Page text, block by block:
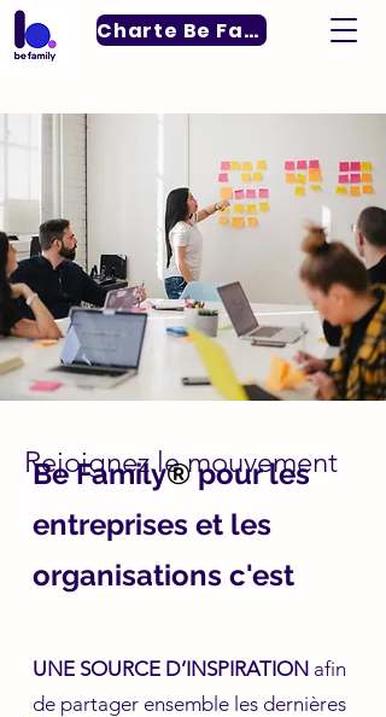
Charte Be Family
Rejoignez le mouvement
Be Family®pour les
entreprises et les
organisations c'est
UNE SOURCE D’INSPIRATION afin
de partager ensemble les dernières